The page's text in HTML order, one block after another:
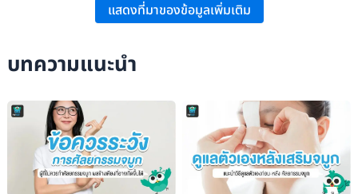
แสดงที่มาของข้อมูลเพิ่มเติม
บทความแนะนำ